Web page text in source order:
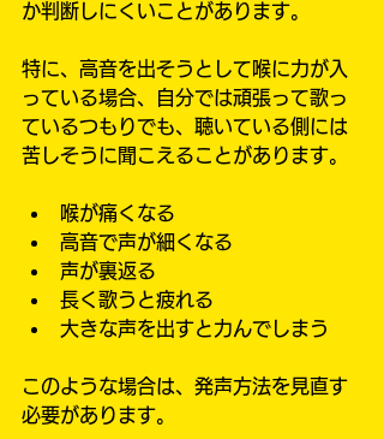
か判断しにくいことがあります。
特に、高音を出そうとして喉に力が入
っている場合、自分では頑張って歌っ
ているつもりでも、聴いている側には
苦しそうに聞こえることがあります。
喉が痛くなる
高音で声が細くなる
声が裏返る
長く歌うと疲れる
大きな声を出すと力んでしまう
このような場合は、発声方法を見直す
必要があります。